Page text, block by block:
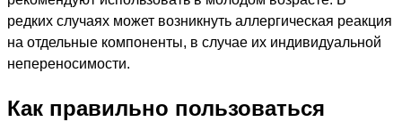
редких случаях может возникнуть аллергическая реакция
на отдельные компоненты, в случае их индивидуальной
непереносимости.
Как правильно пользоваться